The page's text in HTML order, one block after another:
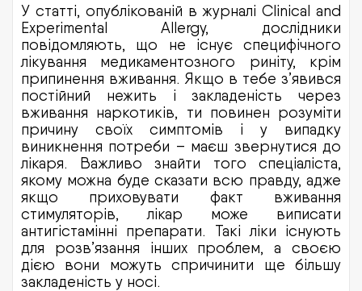
У статті, опублікованій в журналі Clinical and
Experimental Allergy, дослідники
повідомляють, що не існує специфічного
лікування медикаментозного риніту, крім
припинення вживання. Якщо в тебе з’явився
постійний нежить і закладеність через
вживання наркотиків, ти повинен розуміти
причину своїх симптомів і у випадку
виникнення потреби – маєш звернутися до
лікаря. Важливо знайти того спеціаліста,
якому можна буде сказати всю правду, адже
якщо приховувати факт вживання
стимуляторів, лікар може виписати
антигістамінні препарати. Такі ліки існують
для розв’язання інших проблем, а своєю
дією вони можуть спричинити ще більшу
закладеність у носі.